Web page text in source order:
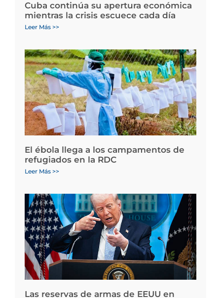
Cuba continúa su apertura económica
mientras la crisis escuece cada día
Leer Más >>
El ébola llega a los campamentos de
refugiados en la RDC
Leer Más >>
Las reservas de armas de EEUU en